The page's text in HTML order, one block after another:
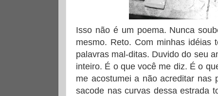
Isso não é um poema. Nunca
mesmo. Reto. Com minhas idéias
palavras mal-ditas. Duvido do seu
inteiro. É o que você me diz. É o
me acostumei a não acreditar nas
sacode nas curvas dessa estrada